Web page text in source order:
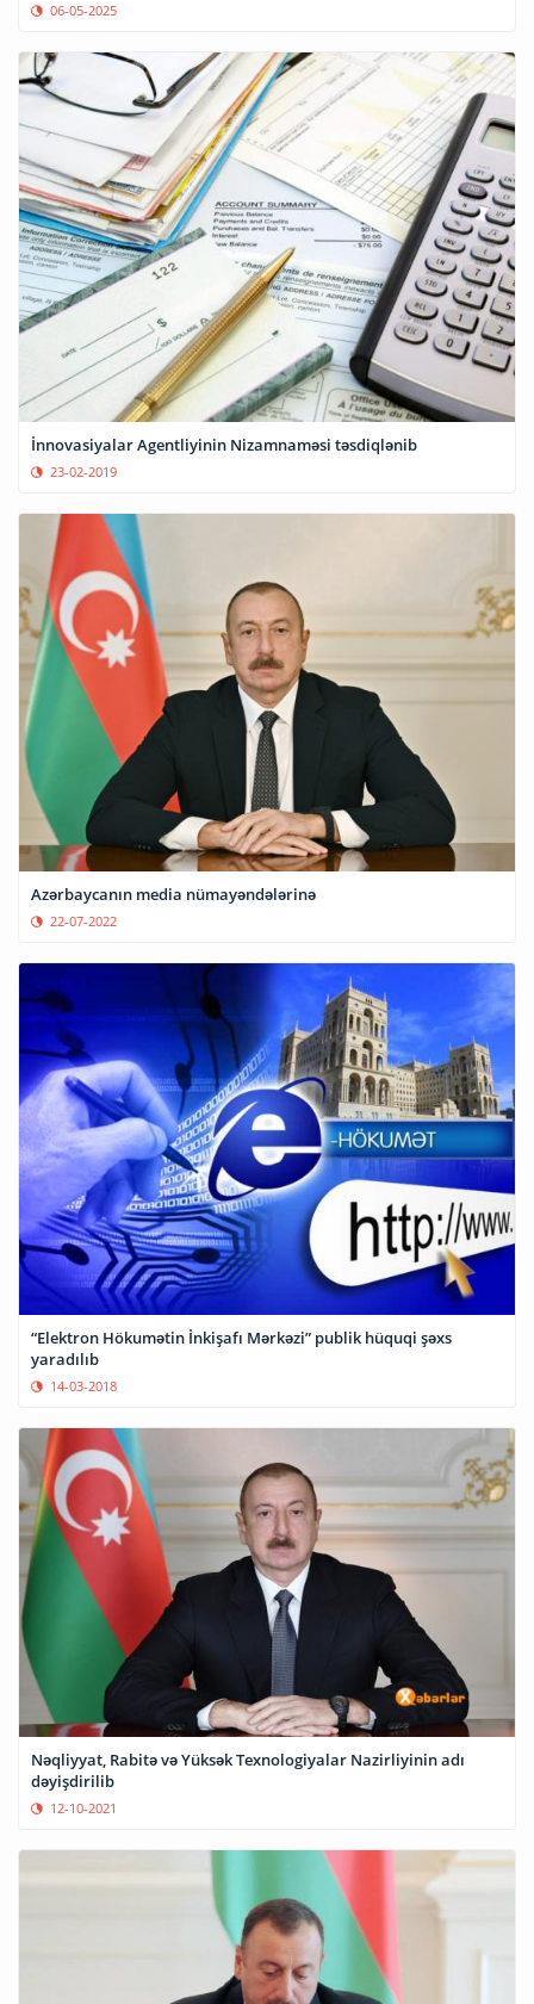
06-05-2025
İnnovasiyalar Agentliyinin Nizamnaməsi təsdiqlənib
23-02-2019
Azərbaycanın media nümayəndələrinə
22-07-2022
“Elektron Hökumətin İnkişafı Mərkəzi” publik hüquqi şəxs
yaradılıb
14-03-2018
Nəqliyyat, Rabitə və Yüksək Texnologiyalar Nazirliyinin adı
dəyişdirilib
12-10-2021